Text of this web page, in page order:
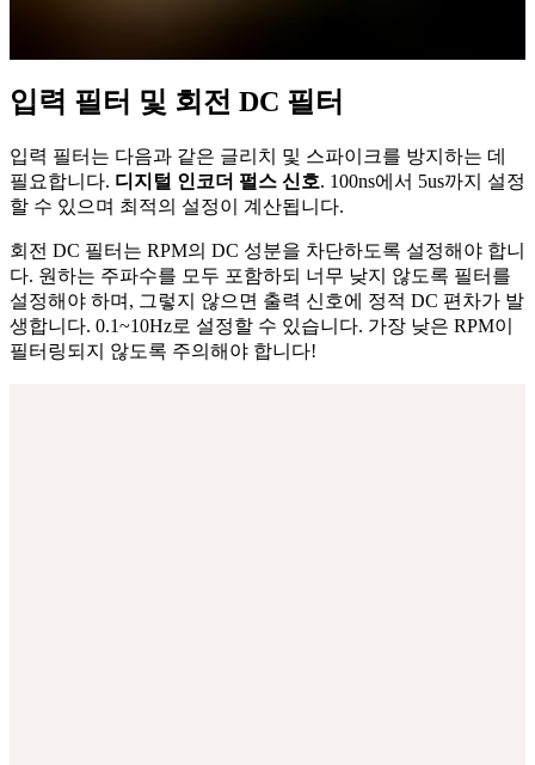
입력 필터 및 회전 DC 필터
입력 필터는 다음과 같은 글리치 및 스파이크를 방지하는 데
필요합니다. 디지털 인코더 펄스 신호. 100ns에서 5us까지 설정
할 수 있으며 최적의 설정이 계산됩니다.
회전 DC 필터는 RPM의 DC 성분을 차단하도록 설정해야 합니
다. 원하는 주파수를 모두 포함하되 너무 낮지 않도록 필터를
설정해야 하며, 그렇지 않으면 출력 신호에 정적 DC 편차가 발
생합니다. 0.1~10Hz로 설정할 수 있습니다. 가장 낮은 RPM이
필터링되지 않도록 주의해야 합니다!